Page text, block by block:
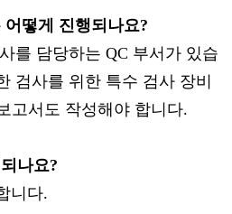
떻게 진행되나요?
를 담당하는 QC 부서가 있습
검사를 위한 특수 검사 장비
고서도 작성해야 합니다.
나요?
니다.